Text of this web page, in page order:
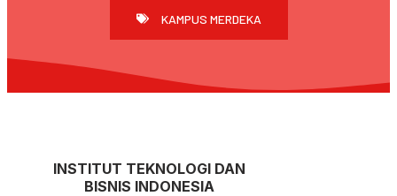
KAMPUS MERDEKA
INSTITUT TEKNOLOGI DAN
BISNIS INDONESIA